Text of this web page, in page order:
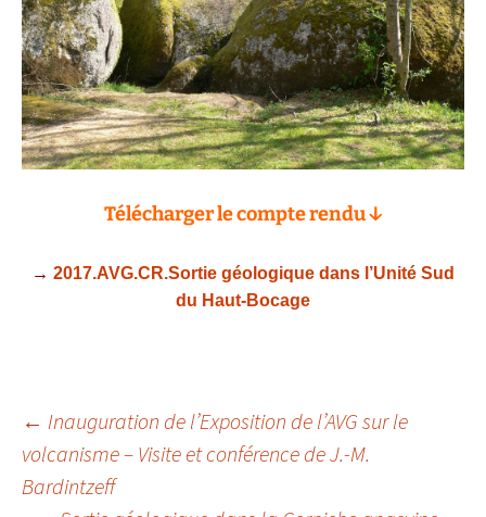
Télécharger le compte rendu ↓
→ 2017.AVG.CR.Sortie géologique dans l’Unité Sud
du Haut-Bocage
Navigation
des
← Inauguration de l’Exposition de l’AVG sur le
volcanisme – Visite et conférence de J.-M.
Bardintzeff